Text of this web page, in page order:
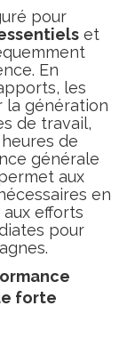
pour
et
En
les
la génération
de travail,
de
générale
aux
en
efforts
pour
forte